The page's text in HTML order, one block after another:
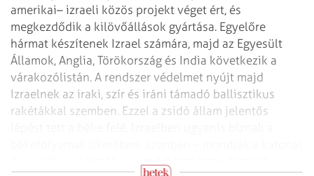
amerikai– izraeli közös projekt véget ért, és
megkezdődik a kilövőállások gyártása. Egyelőre
hármat készítenek Izrael számára, majd az Egyesült
Államok, Anglia, Törökország és India következik a
várakozólistán. A rendszer védelmet nyújt majd
Izraelnek az iraki, szír és iráni támadó ballisztikus
rakétákkal szemben. Ezzel a zsidó állam jelentős